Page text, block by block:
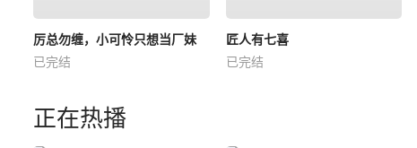
厉总勿缠，小可怜只想当厂妹
已完结
匠人有七喜
已完结
正在热播